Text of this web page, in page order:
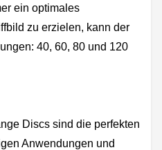
ein optimales
zu erzielen, kann der
40, 60, 80 und 120
Discs sind die perfekten
Anwendungen und